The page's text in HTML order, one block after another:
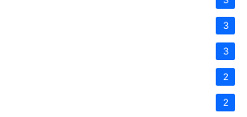
3
3
2
2